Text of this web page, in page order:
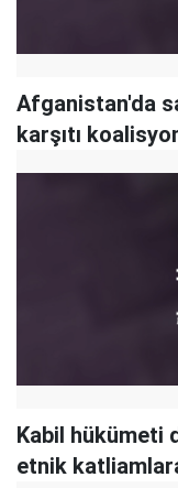
Afganistan'da
karşıtı
Kabil hükümeti
etnik